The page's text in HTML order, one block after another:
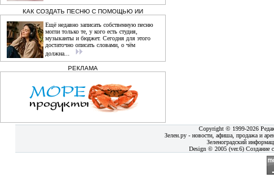
КАК СОЗДАТЬ ПЕСНЮ С ПОМОЩЬЮ ИИ
Ещё недавно записать собственную песню
могли только те, у кого есть студия,
музыканты и бюджет. Сегодня для этого
достаточно описать словами, о чём
должна...
РЕКЛАМА
Copyright © 1999-2026
Зелен.ру - новости, афиша, продажа и
Зеленоградский
Design © 2005 (ver.6) Создание